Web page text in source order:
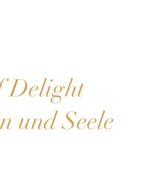
Delight
und Seele